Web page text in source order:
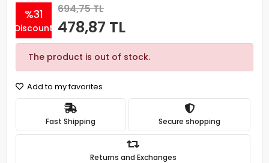
%31
Discount
694,75 TL
478,87 TL
The product is out of stock.
Add to my favorites
Fast Shipping Secure shopping
Returns and Exchanges